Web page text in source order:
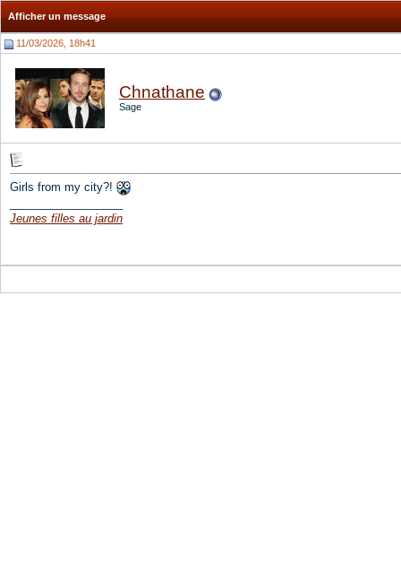
Afficher un message
11/03/2026, 18h41
Chnathane
Sage
Girls from my city?!
Jeunes filles au jardin